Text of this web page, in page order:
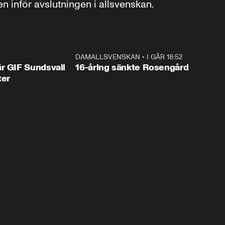
inför avslutningen i allsvenskan.
GIF Sundsvall
DAMALLSVENSKAN • I GÅR 18:52
16-åring sänkte Rosengård